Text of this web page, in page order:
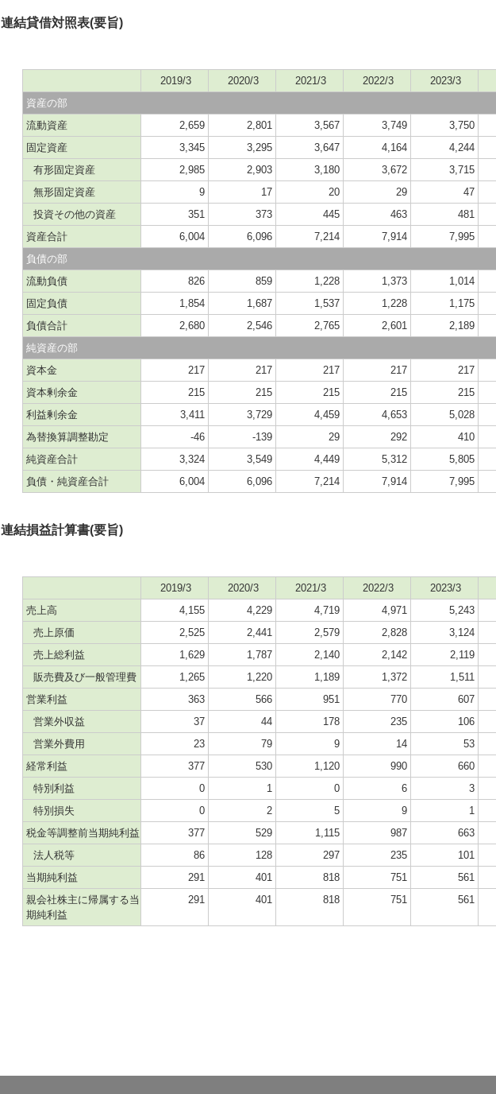
連結貸借対照表(要旨)
2019/3 2020/3 2021/3 2022/3
2023/3
資産の部
流動資産
2,659 2,801 3,567 3,749
3,750
固定資産
3,345 3,295 3,647 4,164
4,244
有形固定資産
2,985 2,903 3,180 3,672
3,715
無形固定資産
9 17 20 29
47
投資その他の資産
351 373 445 463
481
資産合計
6,004 6,096 7,214 7,914
7,995
負債の部
流動負債
826 859 1,228 1,373
1,014
固定負債
1,854 1,687 1,537 1,228
1,175
負債合計
2,680 2,546 2,765 2,601
2,189
純資産の部
資本金
217 217 217 217
217
資本剰余金
215 215 215 215
215
利益剰余金
3,411 3,729 4,459 4,653
5,028
為替換算調整勘定
-46 -139 29 292
410
純資産合計
3,324 3,549 4,449 5,312
5,805
負債・純資産合計
6,004 6,096 7,214 7,914 7,995
連結損益計算書(要旨)
2019/3 2020/3 2021/3 2022/3
2023/3
売上高
4,155 4,229 4,719 4,971
5,243
売上原価
2,525 2,441 2,579 2,828
3,124
売上総利益
1,629 1,787 2,140 2,142
2,119
販売費及び一般管理費
1,265 1,220 1,189 1,372
1,511
営業利益
363 566 951 770
607
営業外収益
37 44 178 235
106
営業外費用
23 79 9 14
53
経常利益
377 530 1,120 990
660
特別利益
0 1 0 6
3
特別損失
0 2 5 9
1
税金等調整前当期純利益
377 529 1,115 987
663
法人税等
86 128 297 235
101
当期純利益
291 401 818 751
561
親会社株主に帰属する当
期純利益
291 401 818 751 561